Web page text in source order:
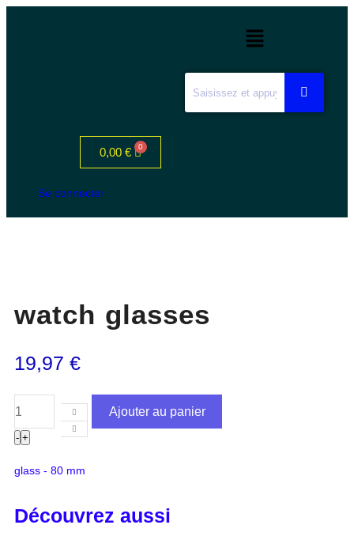
0,00 €
Se connecter
watch glasses
19,97 €
- +
Ajouter au panier
glass - 80 mm
Découvrez aussi